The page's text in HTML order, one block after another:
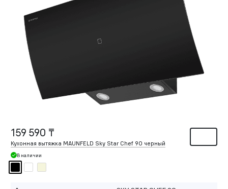
159 590 ₸
Кухонная вытяжка MAUNFELD Sky Star Chef 90 черный
В наличии